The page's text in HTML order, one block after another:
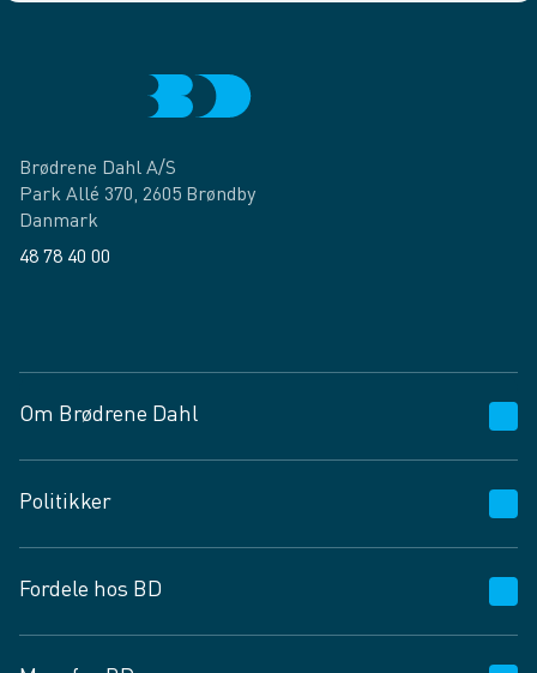
Brødrene Dahl A/S
Park Allé 370, 2605 Brøndby
Danmark
48 78 40 00
Om Brødrene Dahl
Vagttelefon 30 10 89 89
Spørgsmål og svar
Job og karriere
Fødevarekontrolrapport
Politikker
Privatlivspolitik
Cookies
Fordele hos BD